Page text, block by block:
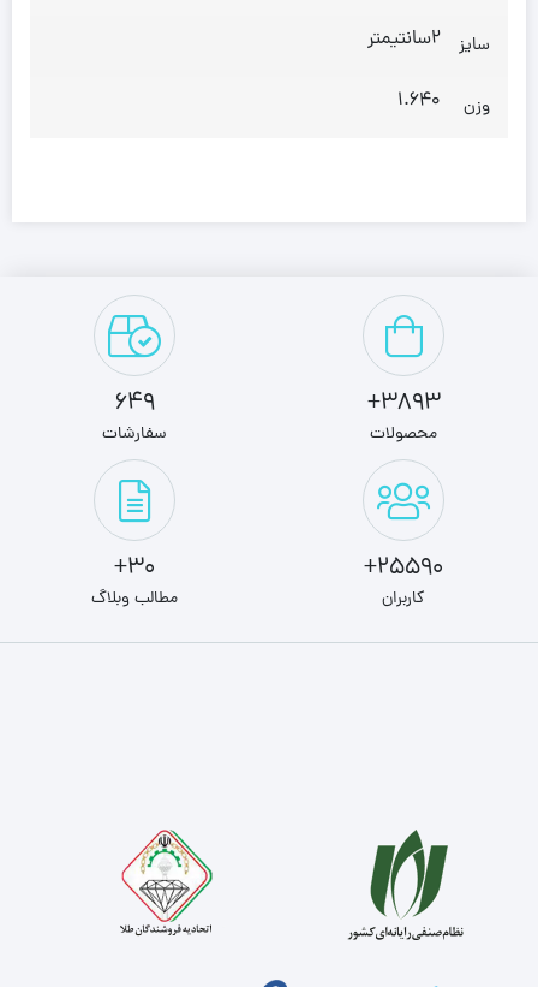
سایز 2سانتیمتر
وزن 1.640
3893+
محصولات
649
سفارشات
25590+
کاربران
30+
مطالب وبلاگ